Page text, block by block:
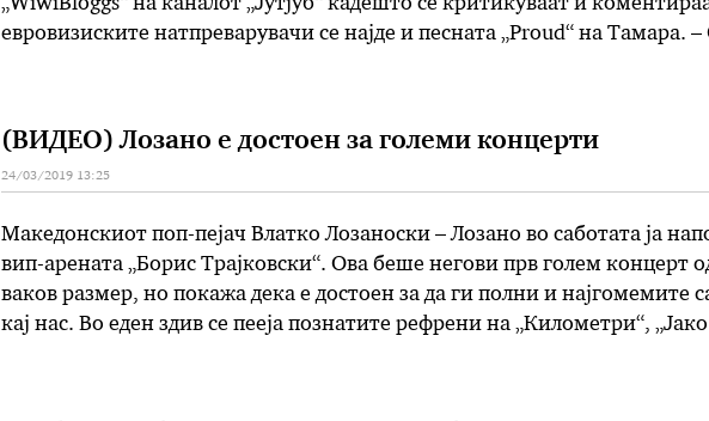
„WiwiBloggs“ на каналот „Јутјуб“ кадешто се критикуваат и
евровизиските натпреварувачи се најде и песната „Proud“ на Тамара. –
(ВИДЕО) Лозано е достоен за големи концерти
24/03/2019 13:25
Македонскиот поп-пејач Влатко Лозаноски – Лозано во саботата ја
вип-арената „Борис Трајковски“. Ова беше негови прв голем концерт
ваков размер, но покажа дека е достоен за да ги полни и најгомемите
кај нас. Во еден здив се пееја познатите рефрени на „Километри“, „Јако